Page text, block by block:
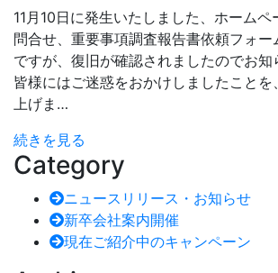
Category
ニュースリリース・お知らせ
新卒会社案内開催
現在ご紹介中のキャンペーン
11月10日に発生いたしました、ホーム
問合せ、重要事項調査報告書依頼フォ
ですが、復旧が確認されましたのでお知
皆様にはご迷惑をおかけしましたことを
上げま…
続きを見る